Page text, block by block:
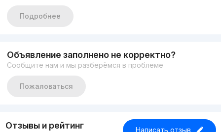
Подробнее
Объявление заполнено не корректно?
Сообщите нам и мы разберёмся в проблеме
Пожаловаться
Отзывы и рейтинг Написать отзыв